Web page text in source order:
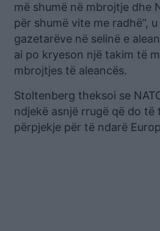
më shumë në mbrojtje dhe
për shumë vite me radhë”,
gazetarëve në selinë e
ai po kryeson një takim të
mbrojtjes të aleancës.
Stoltenberg theksoi se
ndjekë asnjë rrugë që do të
përpjekje për të ndarë